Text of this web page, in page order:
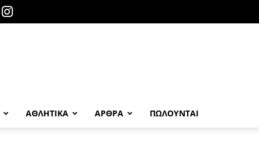
ΑΘΛΗΤΙΚΑ ΑΡΘΡΑ ΠΩΛΟΎΝΤΑΙ